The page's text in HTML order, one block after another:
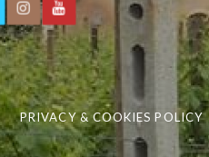
PRIVACY & COOKIES POLICY